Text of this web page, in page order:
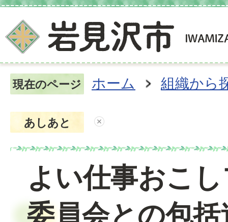
現在のページ ホーム 組織から
あしあと
よい仕事おこ
委員会との包